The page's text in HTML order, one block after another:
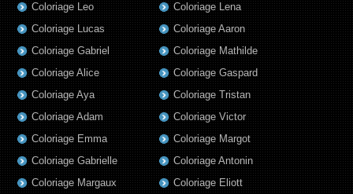
Coloriage Leo
Coloriage Lucas
Coloriage Gabriel
Coloriage Alice
Coloriage Aya
Coloriage Adam
Coloriage Emma
Coloriage Gabrielle
Coloriage Lena
Coloriage Aaron
Coloriage Mathilde
Coloriage Gaspard
Coloriage Tristan
Coloriage Victor
Coloriage Margot
Coloriage Antonin
Coloriage Margaux
Coloriage Eliott